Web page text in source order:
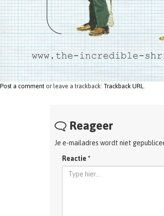
Post a comment or leave a trackback: Trackback URL.
Reageer
Je e-mailadres wordt niet
Reactie *